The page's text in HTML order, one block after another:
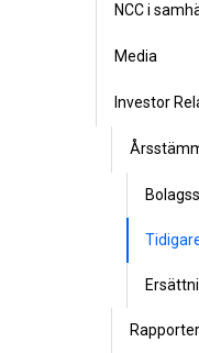
NCC i
Media
Investor